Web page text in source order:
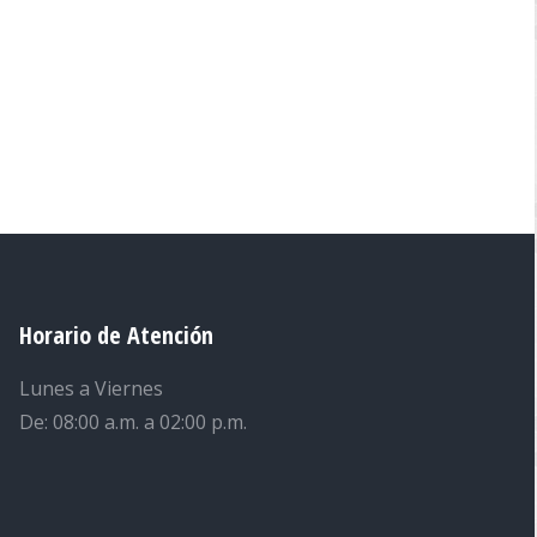
Horario de Atención
Lunes a Viernes
De: 08:00 a.m. a 02:00 p.m.